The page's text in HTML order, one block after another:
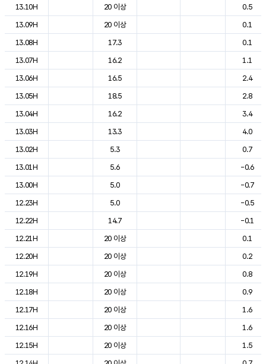
13.10H
20 이상
0.5
13.09H
20 이상
0.1
13.08H
17.3
0.1
13.07H
16.2
1.1
13.06H
16.5
2.4
13.05H
18.5
2.8
13.04H
16.2
3.4
13.03H
13.3
4.0
13.02H
5.3
0.7
13.01H
5.6
-0.6
13.00H
5.0
-0.7
12.23H
5.0
-0.5
12.22H
14.7
-0.1
12.21H
20 이상
0.1
12.20H
20 이상
0.2
12.19H
20 이상
0.8
12.18H
20 이상
0.9
12.17H
20 이상
1.6
12.16H
20 이상
1.6
12.15H
20 이상
1.5